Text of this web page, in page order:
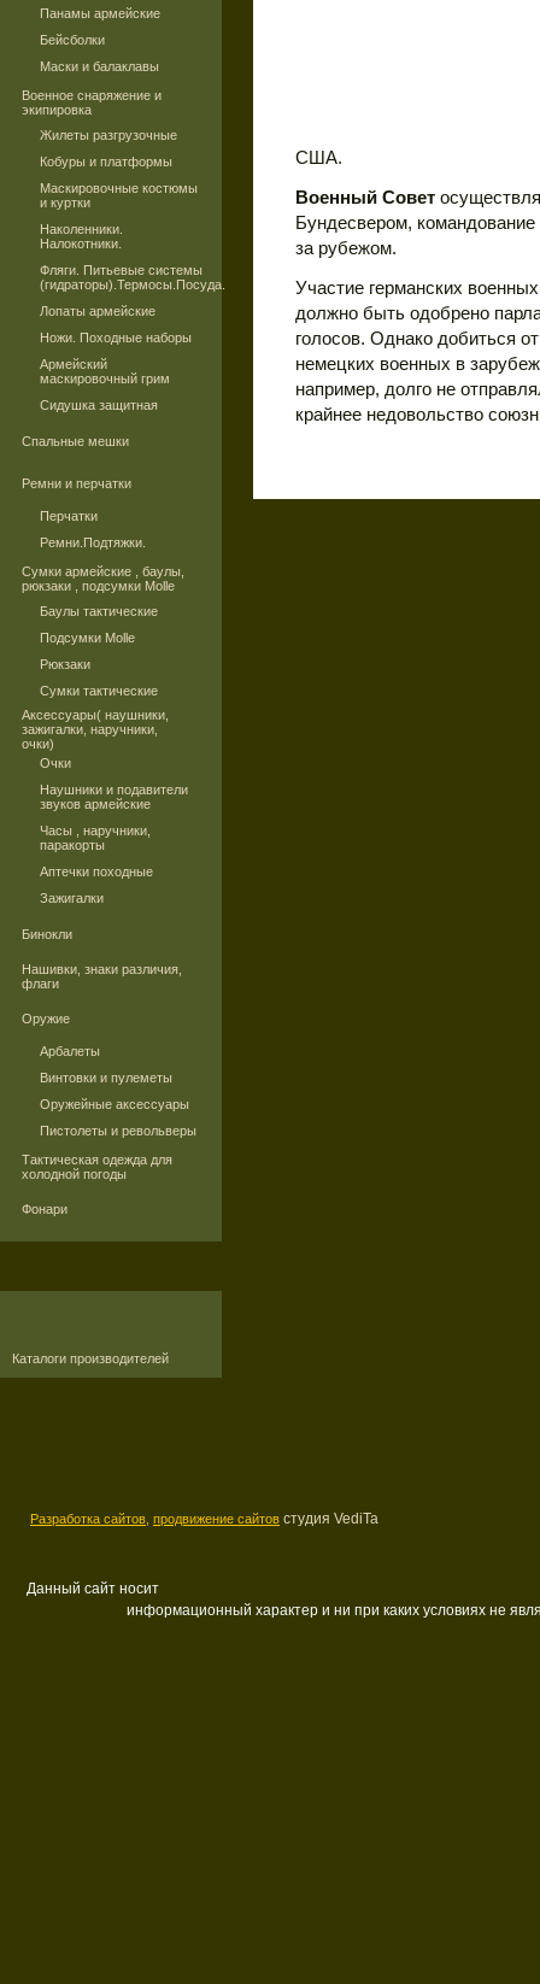
Панамы армейские
Бейсболки
Маски и балаклавы
Военное снаряжение и
экипировка
Жилеты разгрузочные
Кобуры и платформы
Маскировочные костюмы
и куртки
Наколенники.
Налокотники.
Фляги. Питьевые системы
(гидраторы).Термосы.Посуда.
Лопаты армейские
Ножи. Походные наборы
Армейский
маскировочный грим
Сидушка защитная
Спальные мешки
Ремни и перчатки
Перчатки
Ремни.Подтяжки.
Сумки армейские , баулы,
рюкзаки , подсумки Molle
Баулы тактические
Подсумки Molle
Рюкзаки
Сумки тактические
Аксессуары( наушники,
зажигалки, наручники,
очки)
Очки
Наушники и подавители
звуков армейские
Часы , наручники,
паракорты
Аптечки походные
Зажигалки
Бинокли
Нашивки, знаки различия,
флаги
Оружие
Арбалеты
Винтовки и пулеметы
Оружейные аксессуары
Пистолеты и револьверы
Тактическая одежда для
холодной погоды
Фонари
Каталоги производителей
США.
Военный Совет
Бундесвером,
за рубежом.
Участие германских
должно быть одобрено
голосов. Однако добиться
немецких военных в
например, долго не
крайнее недовольство
Разработка сайтов, продвижение сайтов студия VediTa
Данный сайт носит
информационный характер и ни при каких условиях не